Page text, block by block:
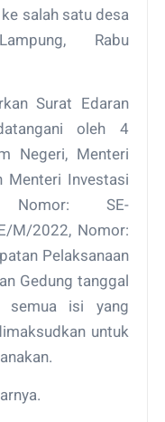
salah satu desa
Rabu
Surat Edaran
oleh 4
Negeri, Menteri
Menteri Investasi
Nomor: SE-
M/2022, Nomor:
Pelaksanaan
Gedung tanggal
semua isi yang
untuk